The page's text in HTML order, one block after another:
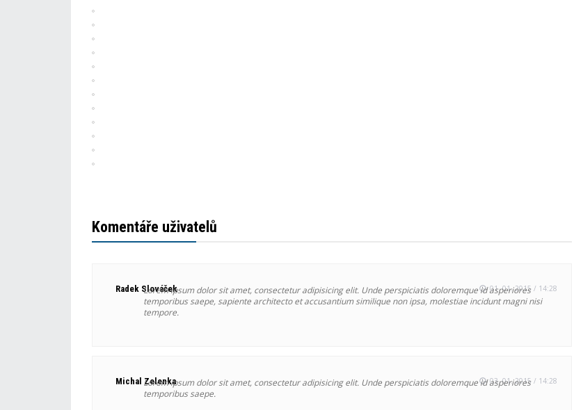
Komentáře uživatelů
Radek Slováček 01. 01. 2015 / 14:28
Lorem ipsum dolor sit amet, consectetur adipisicing elit. Unde perspiciatis doloremque id asperiores
temporibus saepe, sapiente architecto et accusantium similique non ipsa, molestiae incidunt magni nisi
tempore.
Michal Zelenka 03. 01. 2015 / 14:28
Lorem ipsum dolor sit amet, consectetur adipisicing elit. Unde perspiciatis doloremque id asperiores
temporibus saepe.